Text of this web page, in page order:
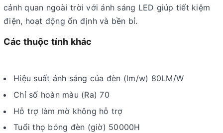
cảnh quan ngoài trời với ánh sáng LED giúp tiết kiệm
điện, hoạt động ổn định và bền bỉ.
Các thuộc tính khác
Hiệu suất ánh sáng của đèn (lm/w) 80LM/W
Chỉ số hoàn màu (Ra) 70
Hỗ trợ làm mờ không hỗ trợ
Tuổi thọ bóng đèn (giờ) 50000H